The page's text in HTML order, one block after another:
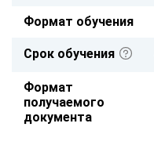
Формат обучения
Срок обучения
Формат
получаемого
документа